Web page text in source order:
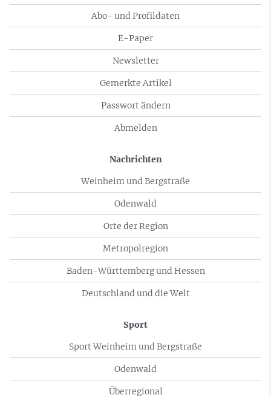
Abo- und Profildaten
E-Paper
Newsletter
Gemerkte Artikel
Passwort ändern
Abmelden
Nachrichten
Weinheim und Bergstraße
Odenwald
Orte der Region
Metropolregion
Baden-Württemberg und Hessen
Deutschland und die Welt
Sport
Sport Weinheim und Bergstraße
Odenwald
Überregional